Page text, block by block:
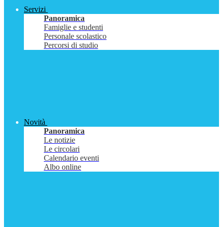
Servizi
Panoramica
Famiglie e studenti
Personale scolastico
Percorsi di studio
Novità
Panoramica
Le notizie
Le circolari
Calendario eventi
Albo online